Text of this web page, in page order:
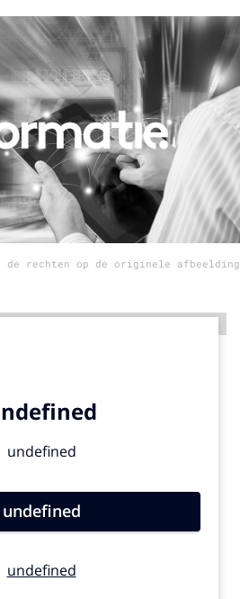
de rechten op de originele afbeelding